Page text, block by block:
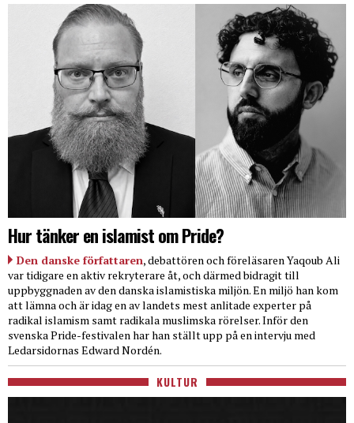
Hur tänker en islamist om Pride?
Den danske författaren, debattören och föreläsaren Yaqoub Ali
var tidigare en aktiv rekryterare åt, och därmed bidragit till
uppbyggnaden av den danska islamistiska miljön. En miljö han kom
att lämna och är idag en av landets mest anlitade experter på
radikal islamism samt radikala muslimska rörelser. Inför den
svenska Pride-festivalen har han ställt upp på en intervju med
Ledarsidornas Edward Nordén.
KULTUR